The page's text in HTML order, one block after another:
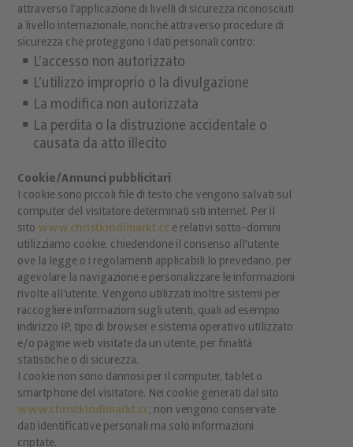
attraverso l’applicazione di livelli di sicurezza riconosciuti
a livello internazionale, nonché attraverso procedure di
sicurezza che proteggono I dati personali contro:
L’accesso non autorizzato
L’utilizzo improprio o la divulgazione
La modifica non autorizzata
La perdita o la distruzione accidentale o
causata da atto illecito
Cookie/Annunci pubblicitari
I cookie sono piccoli file di testo che vengono salvati sul
computer del visitatore determinati siti internet. Per il
sito www.christkindlmarkt.cc e relativi sotto-domini
utilizziamo cookie, chiedendone il consenso all'utente
ove la legge o i regolamenti applicabili lo prevedano, per
agevolare la navigazione e personalizzare le informazioni
rivolte all’utente. Vengono utilizzati inoltre sistemi per
raccogliere informazioni sugli utenti, quali ad esempio
indirizzo IP, tipo di browser e sistema operativo utilizzato
e/o pagine web visitate da un utente, per finalità
statistiche o di sicurezza.
I cookie non sono dannosi per il computer, tablet o
smartphone del visitatore. Nei cookie generati dal sito
www.christkindlmarkt.cc, non vengono conservate
dati identificative personali ma solo informazioni
criptate.